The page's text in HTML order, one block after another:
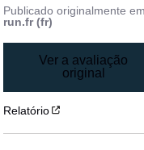
Publicado originalmente
run.fr (fr)
Ver a avaliação
original
Relatório